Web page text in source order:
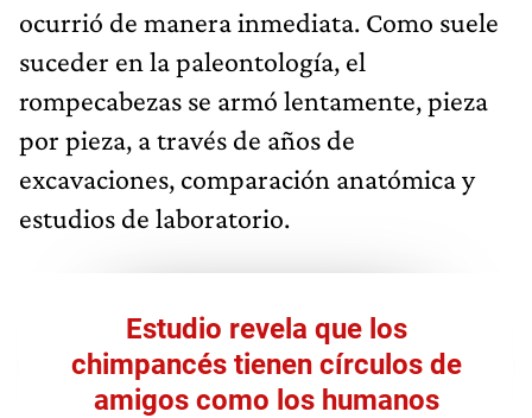
ocurrió de manera inmediata. Como suele
suceder en la paleontología, el
rompecabezas se armó lentamente, pieza
por pieza, a través de años de
excavaciones, comparación anatómica y
estudios de laboratorio.
Estudio revela que los
chimpancés tienen círculos de
amigos como los humanos